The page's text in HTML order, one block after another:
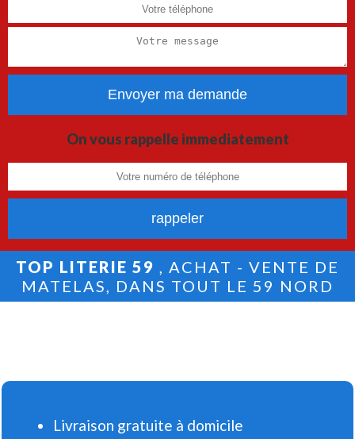
On vous rappelle immediatement
TOP LITERIE 59 , ACHAT - VENTE DE
MATELAS, DANS TOUT LE 59 NORD
Livraison gratuite à domicile